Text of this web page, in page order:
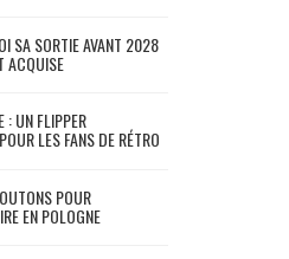
SA SORTIE AVANT 2028
ACQUISE
: UN FLIPPER
LES FANS DE RÉTRO
POUR
EN POLOGNE